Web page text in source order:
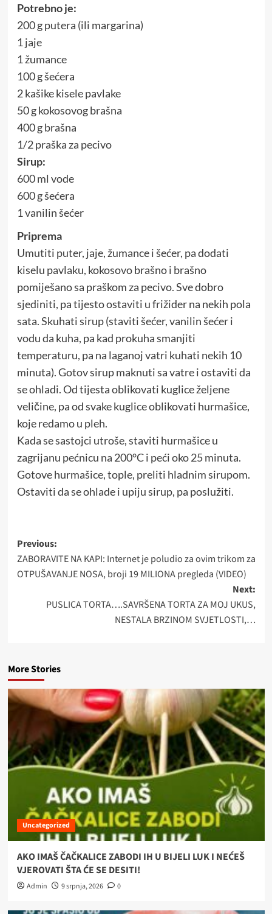
Potrebno je:
200 g putera (ili margarina)
1 jaje
1 žumance
100 g šećera
2 kašike kisele pavlake
50 g kokosovog brašna
400 g brašna
1/2 praška za pecivo
Sirup:
600 ml vode
600 g šećera
1 vanilin šećer
Priprema
Umutiti puter, jaje, žumance i šećer, pa dodati
kiselu pavlaku, kokosovo brašno i brašno
pomiješano sa praškom za pecivo. Sve dobro
sjediniti, pa tijesto ostaviti u frižider na nekih pola
sata. Skuhati sirup (staviti šećer, vanilin šećer i
vodu da kuha, pa kad prokuha smanjiti
temperaturu, pa na laganoj vatri kuhati nekih 10
minuta). Gotov sirup maknuti sa vatre i ostaviti da
se ohladi. Od tijesta oblikovati kuglice željene
veličine, pa od svake kuglice oblikovati hurmašice,
koje redamo u pleh.
Kada se sastojci utroše, staviti hurmašice u
zagrijanu pećnicu na 200°C i peći oko 25 minuta.
Gotove hurmašice, tople, preliti hladnim sirupom.
Ostaviti da se ohlade i upiju sirup, pa poslužiti.
Post
navigation
Previous:
ZABORAVITE NA KAPI: Internet je poludio za ovim trikom za
OTPUŠAVANJE NOSA, broji 19 MILIONA pregleda (VIDEO)
Next:
PUSLICA TORTA….SAVRŠENA TORTA ZA MOJ UKUS,
NESTALA BRZINOM SVJETLOSTI,…
More Stories
Uncategorized
AKO IMAŠ ČAČKALICE ZABODI IH U BIJELI LUK I NEĆEŠ
VJEROVATI ŠTA ĆE SE DESITI!
Admin 9 srpnja, 2026 0